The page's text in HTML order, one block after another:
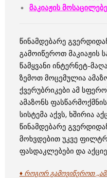
მაკიაჟის
წინამდებარე
გამოიწეროთ მაკიაჟის
წამყვანი ინტერნეტ-
ზემოთ მოცემულია
ქვერუბრიკები ამ
ამაზონს
სისტემა აქვს, ხშირია
წინამდებარე
მოხვდებით უკვე
ფასდაკლებები და
♦ როგორ გამოვიწეროთ